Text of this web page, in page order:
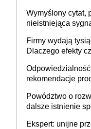
Wymyślony cytat,
nieistniejąca
firmie
Firmy wydają
Dlaczego efekty
rekomendacje
Powództwo o
dalsze istnienie
Ekspert: unijne